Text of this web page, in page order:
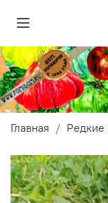
Главная